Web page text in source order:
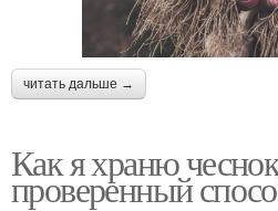
читать дальше →
Как я храню
проверенный